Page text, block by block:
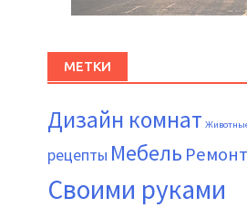
МЕТКИ
Дизайн комнат
рецепты Мебель
Своими руками